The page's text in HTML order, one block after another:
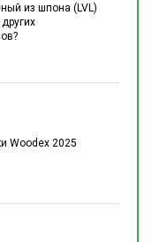
из шпона (LVL)
Woodex 2025